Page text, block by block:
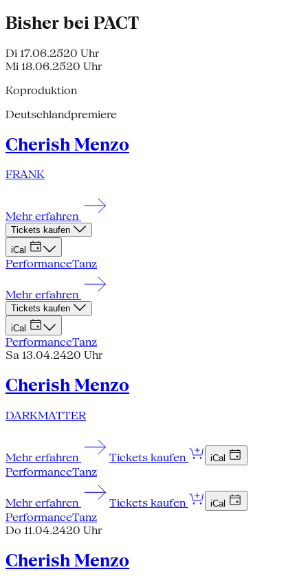
Bisher bei PACT
Di 17.06.2520 Uhr
Mi 18.06.2520 Uhr
Koproduktion
Deutschlandpremiere
Cherish Menzo
FRANK
Mehr erfahren
Tickets kaufen
iCal
PerformanceTanz
Mehr erfahren
Tickets kaufen
iCal
PerformanceTanz
Sa 13.04.2420 Uhr
Cherish Menzo
DARKMATTER
Mehr erfahren Tickets kaufen iCal
PerformanceTanz
Mehr erfahren Tickets kaufen iCal
PerformanceTanz
Do 11.04.2420 Uhr
Cherish Menzo